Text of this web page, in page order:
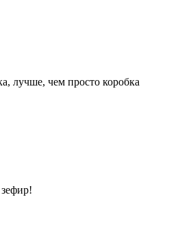
лучше, чем просто коробка